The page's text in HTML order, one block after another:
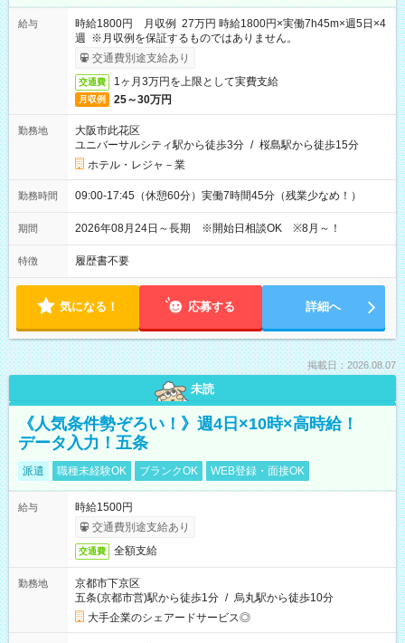
給与
時給1800円 月収例 27万円 時給1800円×実働7h45m×週5日×4
週 ※月収例を保証するものではありません。
交通費別途支給あり
交通費 1ヶ月3万円を上限として実費支給
月収例 25～30万円
勤務地
大阪市此花区
ユニバーサルシティ駅から徒歩3分 / 桜島駅から徒歩15分
ホテル・レジャ－業
勤務時間 09:00-17:45（休憩60分）実働7時間45分（残業少なめ！）
期間 2026年08月24日～長期 ※開始日相談OK ※8月～！
特徴 履歴書不要
気になる！ 応募する 詳細へ
掲載日：2026.08.07
未読
《人気条件勢ぞろい！》週4日×10時×高時給！
データ入力！五条
派遣 職種未経験OK ブランクOK WEB登録・面接OK
給与
時給1500円
交通費別途支給あり
交通費 全額支給
勤務地
京都市下京区
五条(京都市営)駅から徒歩1分 / 烏丸駅から徒歩10分
大手企業のシェアードサービス◎